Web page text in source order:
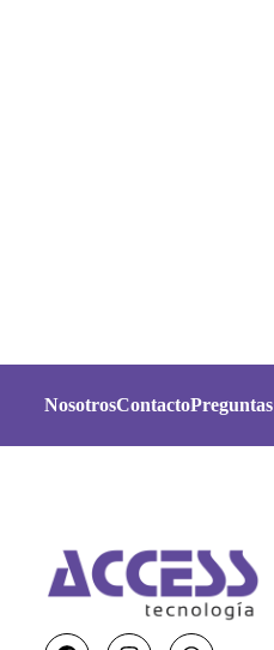
NosotrosContacto